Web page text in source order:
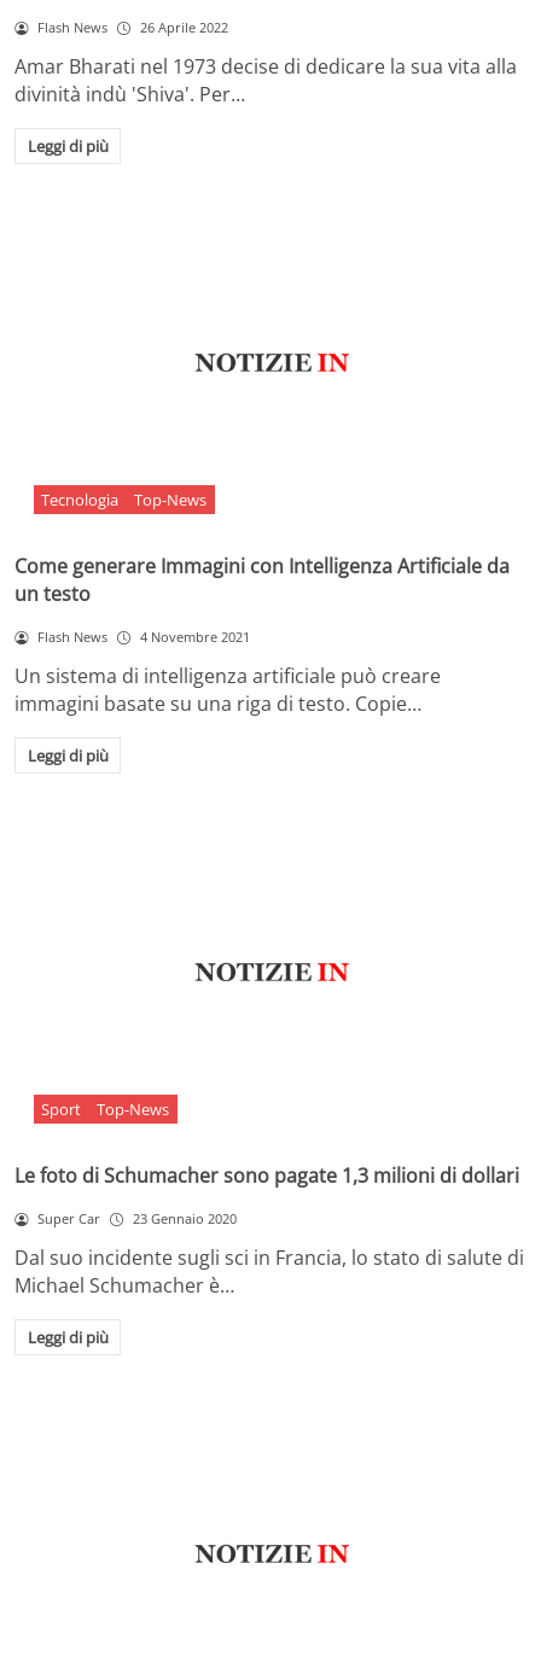
Flash News 26 Aprile 2022
Amar Bharati nel 1973 decise di dedicare la sua vita alla
divinità indù 'Shiva'. Per…
Leggi di più
Tecnologia Top-News
Come generare Immagini con Intelligenza Artificiale da
un testo
Flash News 4 Novembre 2021
Un sistema di intelligenza artificiale può creare
immagini basate su una riga di testo. Copie…
Leggi di più
Sport Top-News
Le foto di Schumacher sono pagate 1,3 milioni di dollari
Super Car 23 Gennaio 2020
Dal suo incidente sugli sci in Francia, lo stato di salute di
Michael Schumacher è…
Leggi di più